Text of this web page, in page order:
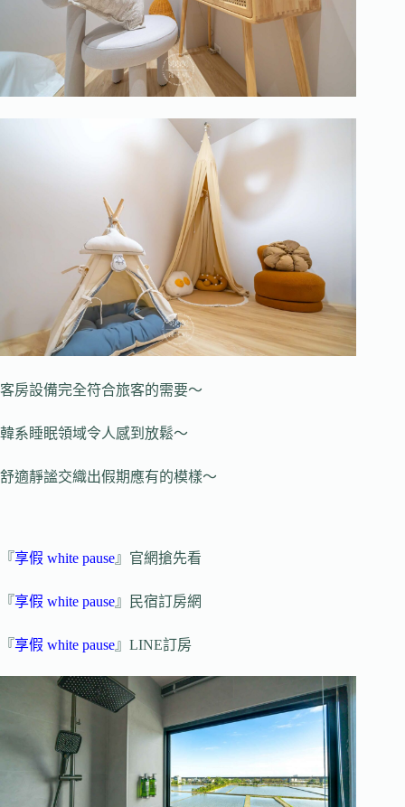
客房設備完全符合旅客的需要～
韓系睡眠領域令人感到放鬆～
舒適靜謐交織出假期應有的模樣～
『享假 white pause』官網搶先看
『享假 white pause』民宿訂房網
『享假 white pause』LINE訂房